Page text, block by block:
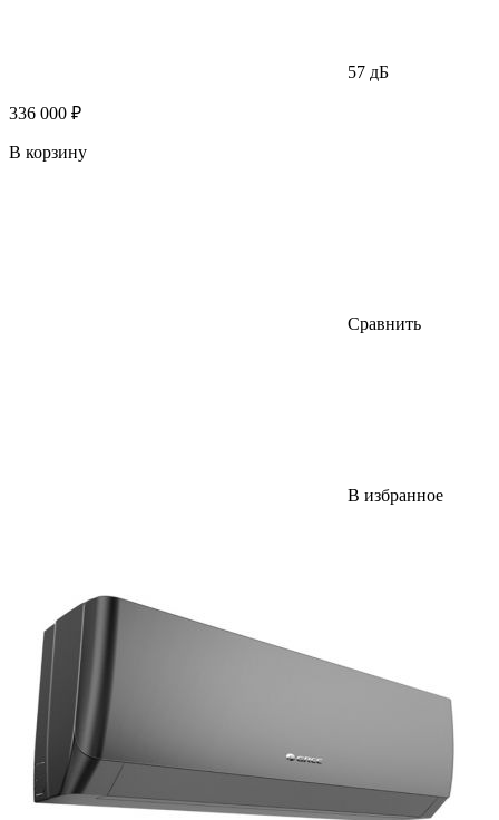
57 дБ
336 000 ₽
В корзину
Сравнить
В избранное